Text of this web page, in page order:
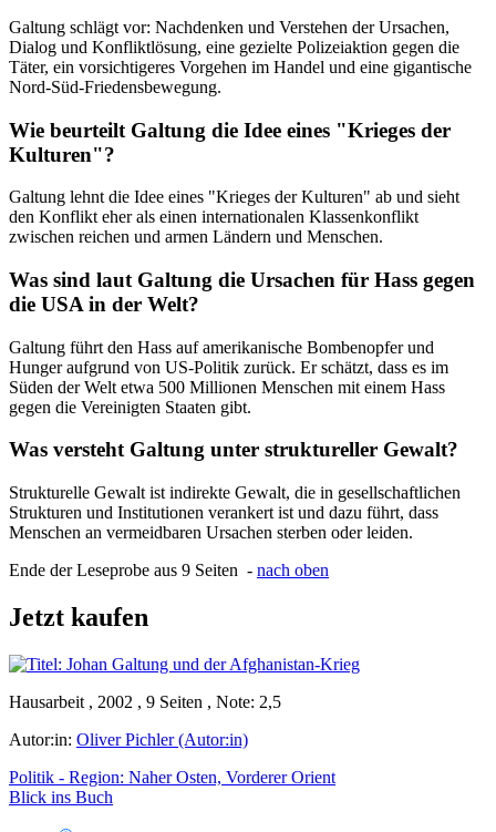
Galtung schlägt vor: Nachdenken und Verstehen der Ursachen,
Dialog und Konfliktlösung, eine gezielte Polizeiaktion gegen die
Täter, ein vorsichtigeres Vorgehen im Handel und eine gigantische
Nord-Süd-Friedensbewegung.
Wie beurteilt Galtung die Idee eines "Krieges der
Kulturen"?
Galtung lehnt die Idee eines "Krieges der Kulturen" ab und sieht
den Konflikt eher als einen internationalen Klassenkonflikt
zwischen reichen und armen Ländern und Menschen.
Was sind laut Galtung die Ursachen für Hass gegen
die USA in der Welt?
Galtung führt den Hass auf amerikanische Bombenopfer und
Hunger aufgrund von US-Politik zurück. Er schätzt, dass es im
Süden der Welt etwa 500 Millionen Menschen mit einem Hass
gegen die Vereinigten Staaten gibt.
Was versteht Galtung unter struktureller Gewalt?
Strukturelle Gewalt ist indirekte Gewalt, die in gesellschaftlichen
Strukturen und Institutionen verankert ist und dazu führt, dass
Menschen an vermeidbaren Ursachen sterben oder leiden.
Ende der Leseprobe aus 9 Seiten - nach oben
Jetzt kaufen
Hausarbeit , 2002 , 9 Seiten , Note: 2,5
Autor:in: Oliver Pichler (Autor:in)
Politik - Region: Naher Osten, Vorderer Orient
Blick ins Buch